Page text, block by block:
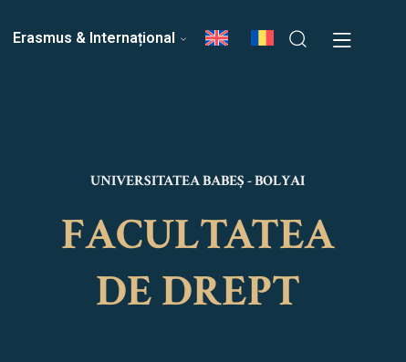
Echipa Facultății
Erasmus & Internațional
UNIVERSITATEA BABEȘ - BOLYAI
FACULTATEA
DE DREPT